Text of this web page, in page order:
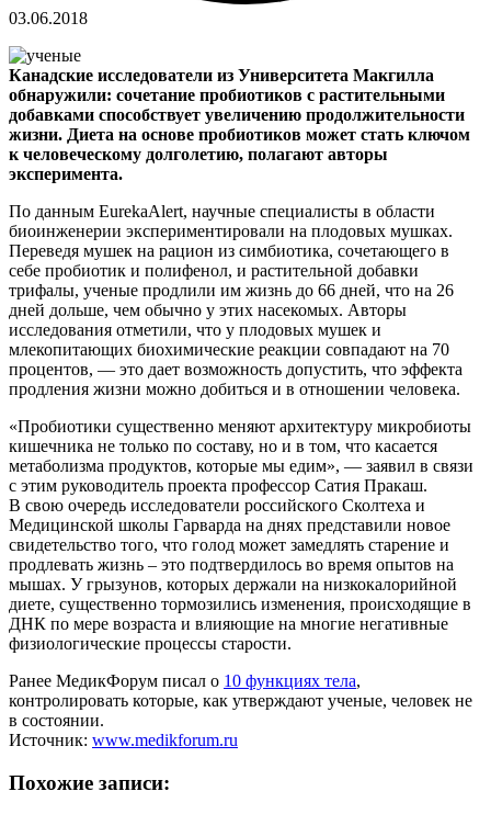
03.06.2018
Канадские исследователи из Университета Макгилла
обнаружили: сочетание пробиотиков с растительными
добавками способствует увеличению продолжительности
жизни. Диета на основе пробиотиков может стать ключом
к человеческому долголетию, полагают авторы
эксперимента.
По данным EurekaAlert, научные специалисты в области
биоинженерии экспериментировали на плодовых мушках.
Переведя мушек на рацион из симбиотика, сочетающего в
себе пробиотик и полифенол, и растительной добавки
трифалы, ученые продлили им жизнь до 66 дней, что на 26
дней дольше, чем обычно у этих насекомых. Авторы
исследования отметили, что у плодовых мушек и
млекопитающих биохимические реакции совпадают на 70
процентов, — это дает возможность допустить, что эффекта
продления жизни можно добиться и в отношении человека.
«Пробиотики существенно меняют архитектуру микробиоты
кишечника не только по составу, но и в том, что касается
метаболизма продуктов, которые мы едим», — заявил в связи
с этим руководитель проекта профессор Сатия Пракаш.
В свою очередь исследователи российского Сколтеха и
Медицинской школы Гарварда на днях представили новое
свидетельство того, что голод может замедлять старение и
продлевать жизнь – это подтвердилось во время опытов на
мышах. У грызунов, которых держали на низкокалорийной
диете, существенно тормозились изменения, происходящие в
ДНК по мере возраста и влияющие на многие негативные
физиологические процессы старости.
Ранее МедикФорум писал о 10 функциях тела,
контролировать которые, как утверждают ученые, человек не
в состоянии.
Источник: www.medikforum.ru
Похожие записи: